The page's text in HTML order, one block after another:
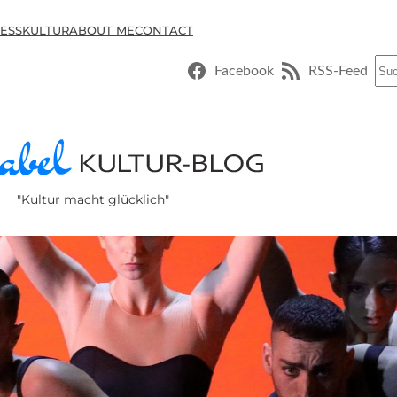
ESSKULTURABOUT MECONTACT
Facebook RSS-Feed
"Kultur macht glücklich"